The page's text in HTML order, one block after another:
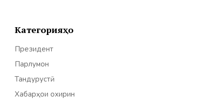
Категорияҳо
Президент
Парлумон
Тандурустӣ
Хабарҳои охирин